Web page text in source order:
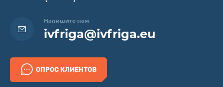
Напишите нам
ivfriga@ivfriga.eu
ОПРОС КЛИЕНТОВ